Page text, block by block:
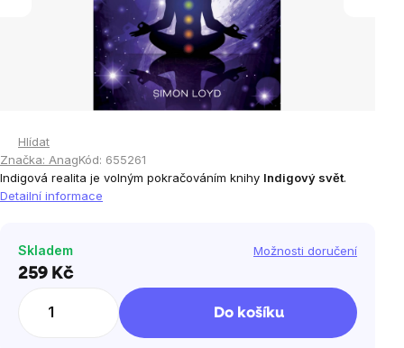
Hlídat
Značka: AnagKód: 655261
Indigová realita je volným pokračováním knihy Indigový svět.
Detailní informace
Skladem Možnosti doručení
259 Kč
Do košíku